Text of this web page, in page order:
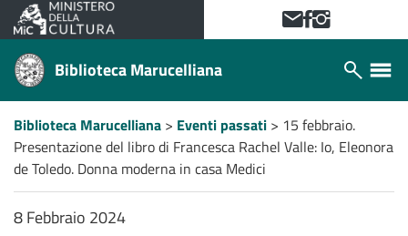
VAI AL CONTENUTO PRINCIPALE
Contattaci!
Facebook
Instagram
Biblioteca Marucelliana
Apri/
laterale
Apri/chiudi
ricerca
Percorso
a
"briciole
pane"
Biblioteca Marucelliana > Eventi passati > 15 febbraio.
Presentazione del libro di Francesca Rachel Valle: Io, Eleonora
de Toledo. Donna moderna in casa Medici
8 Febbraio 2024